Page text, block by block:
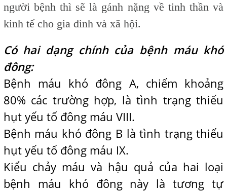
người bệnh thì sẽ là gánh nặng về tinh thần và
kinh tế cho gia đình và xã hội.
Có hai dạng chính của bệnh máu khó
đông:
Bệnh máu khó đông A, chiếm khoảng
80% các trường hợp, là tình trạng thiếu
hụt yếu tố đông máu VIII.
Bệnh máu khó đông B là tình trạng thiếu
hụt yếu tố đông máu IX.
Kiểu chảy máu và hậu quả của hai loại
bệnh máu khó đông này là tương tự